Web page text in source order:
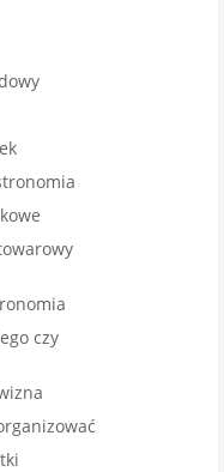
czy